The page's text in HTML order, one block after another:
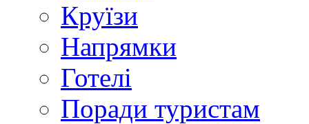
Круїзи
Напрямки
Готелі
Поради туристам